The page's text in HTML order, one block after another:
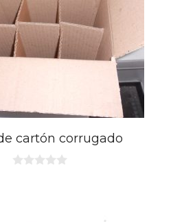
cartón corrugado